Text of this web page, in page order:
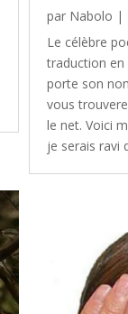
par Nabolo |
Le célèbre
traduction en
porte son
vous
le net. Voici
je serais ravi